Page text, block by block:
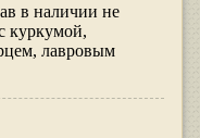
в наличии не
куркумой,
лавровым